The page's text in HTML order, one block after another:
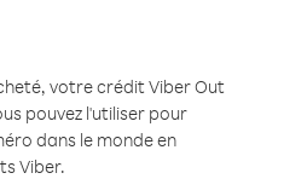
votre crédit Viber Out
pouvez l'utiliser pour
dans le monde en
Viber.